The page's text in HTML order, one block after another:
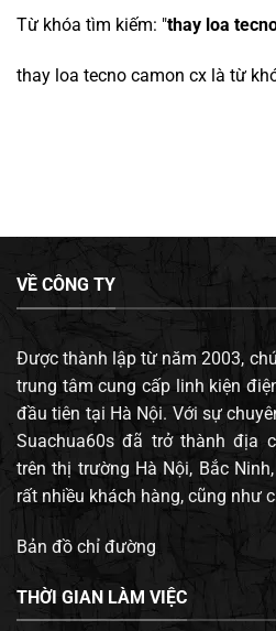
Từ khóa tìm kiếm: "thay loa
thay loa tecno camon cx là từ
VỀ CÔNG TY
Được thành lập từ năm 2003,
trung tâm cung cấp linh kiện
đầu tiên tại Hà Nội. Với sự
Suachua60s đã trở thành địa
trên thị trường Hà Nội, Bắc
rất nhiều khách hàng, cũng như
Bản đồ chỉ đường
THỜI GIAN LÀM VIỆC